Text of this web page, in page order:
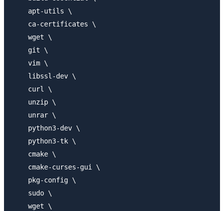
    apt-utils \
    ca-certificates \
    wget \
    git \
    vim \
    libssl-dev \
    curl \
    unzip \
    unrar \
    python3-dev \
    python3-tk \
    cmake \
    cmake-curses-gui \
    pkg-config \
    sudo \
    wget \